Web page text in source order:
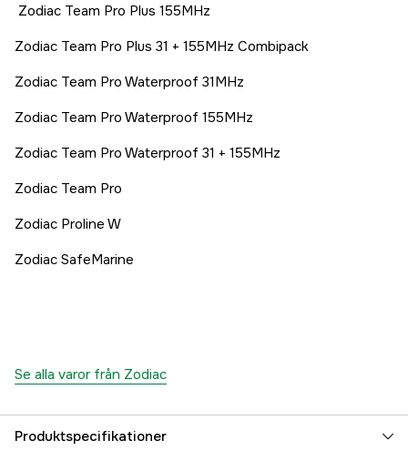
Zodiac Team Pro Plus 155MHz
Zodiac Team Pro Plus 31 + 155MHz Combipack
Zodiac Team Pro Waterproof 31MHz
Zodiac Team Pro Waterproof 155MHz
Zodiac Team Pro Waterproof 31 + 155MHz
Zodiac Team Pro
Zodiac Proline W
Zodiac SafeMarine
Se alla varor från Zodiac
Produktspecifikationer